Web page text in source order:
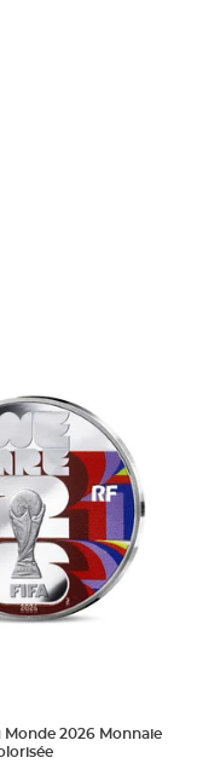
Monde 2026 Monnaie